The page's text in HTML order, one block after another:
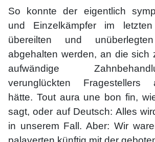
So konnte der eigentlich
und Einzelkämpfer im
übereilten und
abgehalten werden, an die sich
aufwändige
verunglückten Fragestellers
hätte. Tout aura une bon fin,
sagt, oder auf Deutsch: Alles
in unserem Fall. Aber: Wir